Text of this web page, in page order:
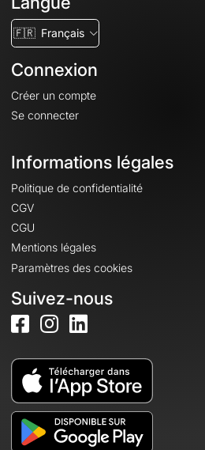
🇫🇷 Français
Connexion
Créer un compte
Se connecter
Informations légales
Politique de confidentialité
CGV
CGU
Mentions légales
Paramètres des cookies
Suivez-nous